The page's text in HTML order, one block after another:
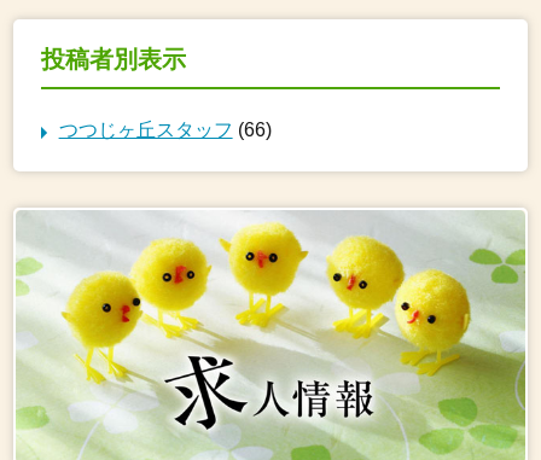
投稿者別表示
つつじヶ丘スタッフ (66)